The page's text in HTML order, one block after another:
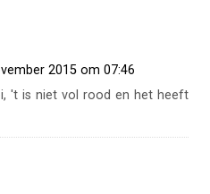
2015 om 07:46
't is niet vol rood en het heeft